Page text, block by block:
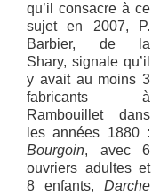
qu’il consacre à ce
sujet en 2007, P.
Barbier, de la
Shary, signale qu’il
y avait au moins 3
fabricants à
Rambouillet dans
les années 1880 :
Bourgoin, avec 6
ouvriers adultes et
8 enfants, Darche